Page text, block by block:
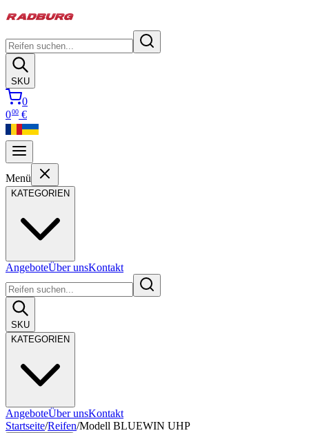
SKU
0
000 €
Menü
KATEGORIEN
AngeboteÜber unsKontakt
SKU
KATEGORIEN
AngeboteÜber unsKontakt
Startseite/Reifen/Modell BLUEWIN UHP